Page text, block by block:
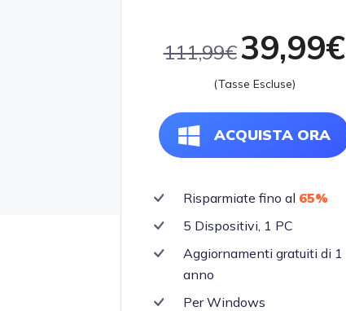
111,99€39,99€
(Tasse Escluse)
ACQUISTA ORA
Risparmiate fino al 65%
5 Dispositivi, 1 PC
Aggiornamenti gratuiti di 1
anno
Per Windows